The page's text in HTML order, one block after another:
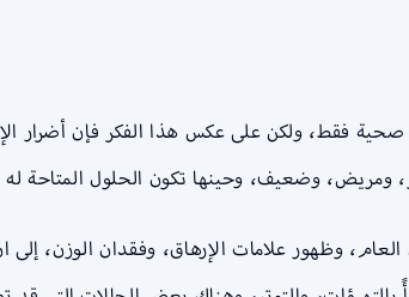
فقط، ولكن على عكس هذا الفكر فإن أضرار
ومريض، وضعيف، وحينها تكون الحلول المتاحة
وظهور علامات الإرهاق، وفقدان الوزن،